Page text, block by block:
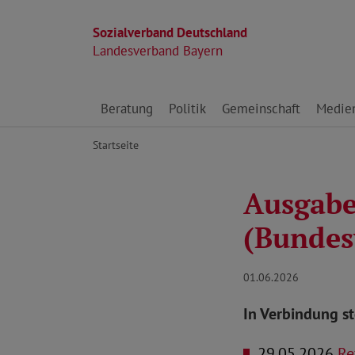
Sozialverband Deutschland
Landesverband Bayern
Direkt zu den Inhalten springen
Beratung Politik Gemeinschaft
Startseite
01.06.2026
In Verbindung